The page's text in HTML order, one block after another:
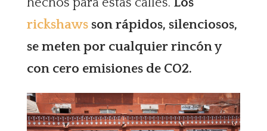
rickshawsson rápidos, silenciosos,
se meten por cualquier rincón y
con cero emisiones de CO2.